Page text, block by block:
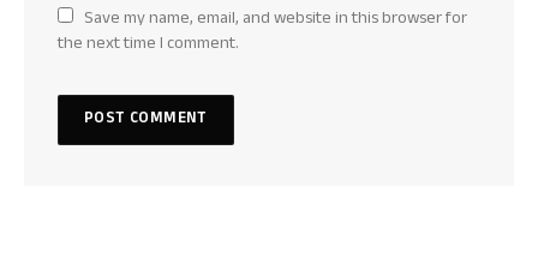
Save my name, email, and website in this browser for
the next time I comment.